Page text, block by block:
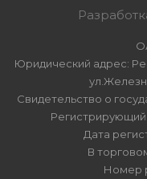
Юридический адрес:
Свидетельство о
Дата
В
Номер